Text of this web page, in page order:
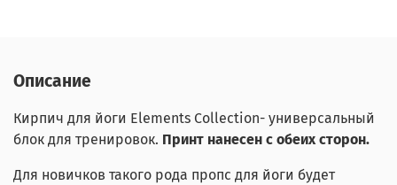
Описание
Кирпич для йоги Elements Collection- универсальный
блок для тренировок. Принт нанесен с обеих сторон.
Для новичков такого рода пропс для йоги будет